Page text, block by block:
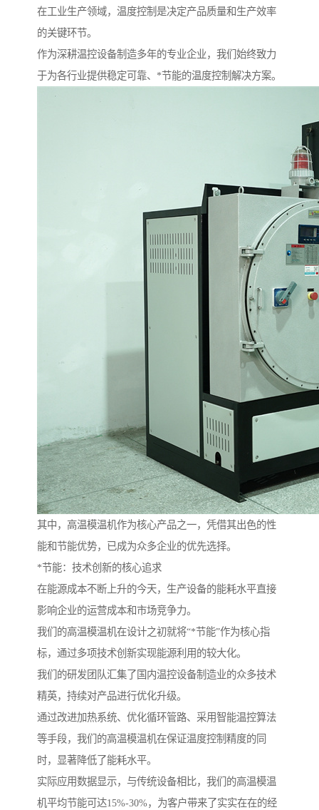
在工业生产领域，温度控制是决定产品质量和生产效率
的关键环节。
作为深耕温控设备制造多年的专业企业，我们始终致力
于为各行业提供稳定可靠、*节能的温度控制解决方案。
其中，高温模温机作为核心产品之一，凭借其出色的性
能和节能优势，已成为众多企业的优先选择。
*节能：技术创新的核心追求
在能源成本不断上升的今天，生产设备的能耗水平直接
影响企业的运营成本和市场竞争力。
我们的高温模温机在设计之初就将“*节能”作为核心指
标，通过多项技术创新实现能源利用的较大化。
我们的研发团队汇集了国内温控设备制造业的众多技术
精英，持续对产品进行优化升级。
通过改进加热系统、优化循环管路、采用智能温控算法
等手段，我们的高温模温机在保证温度控制精度的同
时，显著降低了能耗水平。
实际应用数据显示，与传统设备相比，我们的高温模温
机平均节能可达15%-30%，为客户带来了实实在在的经